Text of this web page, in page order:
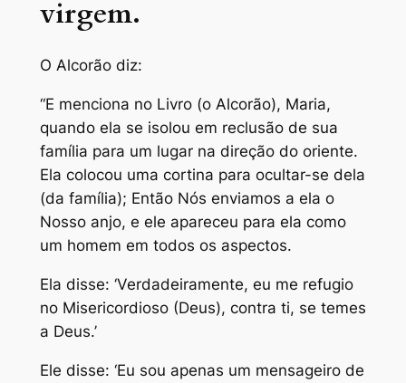
virgem.
O Alcorão diz:
“E menciona no Livro (o Alcorão), Maria,
quando ela se isolou em reclusão de sua
família para um lugar na direção do oriente.
Ela colocou uma cortina para ocultar-se dela
(da família); Então Nós enviamos a ela o
Nosso anjo, e ele apareceu para ela como
um homem em todos os aspectos.
Ela disse: ‘Verdadeiramente, eu me refugio
no Misericordioso (Deus), contra ti, se temes
a Deus.’
Ele disse: ‘Eu sou apenas um mensageiro de